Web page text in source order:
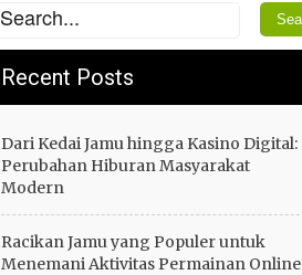
Recent Posts
Dari Kedai Jamu hingga Kasino Digital:
Perubahan Hiburan Masyarakat
Modern
Racikan Jamu yang Populer untuk
Menemani Aktivitas Permainan Online